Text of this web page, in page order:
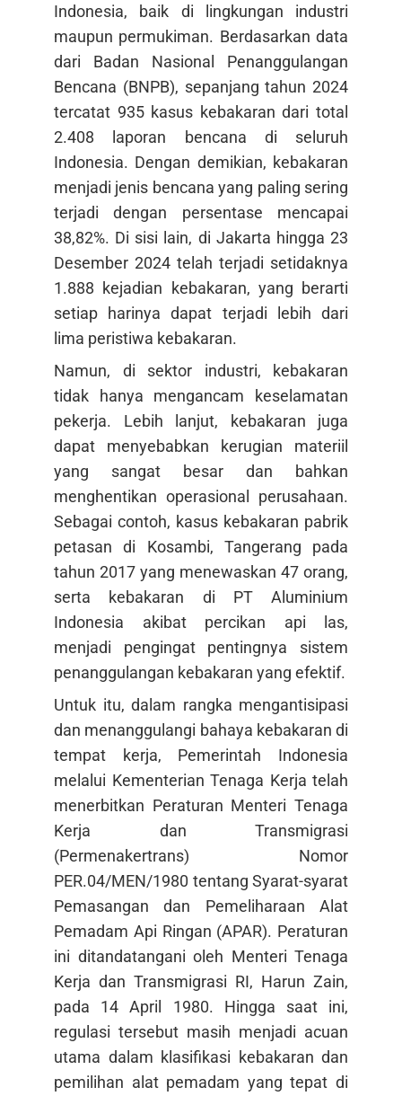
Indonesia, baik di lingkungan industri
maupun permukiman. Berdasarkan data
dari Badan Nasional Penanggulangan
Bencana (BNPB), sepanjang tahun 2024
tercatat 935 kasus kebakaran dari total
2.408 laporan bencana di seluruh
Indonesia. Dengan demikian, kebakaran
menjadi jenis bencana yang paling sering
terjadi dengan persentase mencapai
38,82%. Di sisi lain, di Jakarta hingga 23
Desember 2024 telah terjadi setidaknya
1.888 kejadian kebakaran, yang berarti
setiap harinya dapat terjadi lebih dari
lima peristiwa kebakaran.
Namun, di sektor industri, kebakaran
tidak hanya mengancam keselamatan
pekerja. Lebih lanjut, kebakaran juga
dapat menyebabkan kerugian materiil
yang sangat besar dan bahkan
menghentikan operasional perusahaan.
Sebagai contoh, kasus kebakaran pabrik
petasan di Kosambi, Tangerang pada
tahun 2017 yang menewaskan 47 orang,
serta kebakaran di PT Aluminium
Indonesia akibat percikan api las,
menjadi pengingat pentingnya sistem
penanggulangan kebakaran yang efektif.
Untuk itu, dalam rangka mengantisipasi
dan menanggulangi bahaya kebakaran di
tempat kerja, Pemerintah Indonesia
melalui Kementerian Tenaga Kerja telah
menerbitkan Peraturan Menteri Tenaga
Kerja dan Transmigrasi
(Permenakertrans) Nomor
PER.04/MEN/1980 tentang Syarat-syarat
Pemasangan dan Pemeliharaan Alat
Pemadam Api Ringan (APAR). Peraturan
ini ditandatangani oleh Menteri Tenaga
Kerja dan Transmigrasi RI, Harun Zain,
pada 14 April 1980. Hingga saat ini,
regulasi tersebut masih menjadi acuan
utama dalam klasifikasi kebakaran dan
pemilihan alat pemadam yang tepat di